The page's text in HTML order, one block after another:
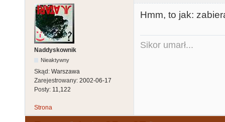
Naddyskownik
Nieaktywny
Skąd: Warszawa
Zarejestrowany: 2002-06-17
Posty: 11,122
Hmm, to jak:
Sikor umarł...
Strona